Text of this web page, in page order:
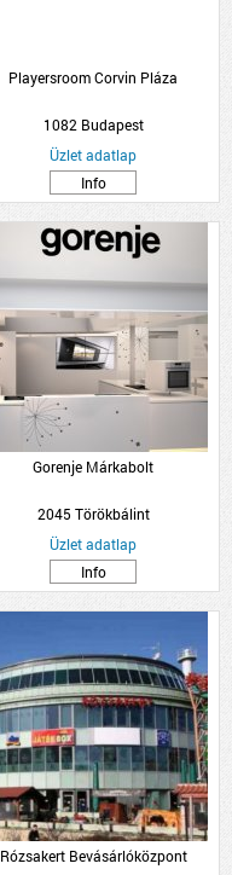
Playersroom Corvin Pláza
1082 Budapest
Üzlet adatlap
Info
Gorenje Márkabolt
2045 Törökbálint
Üzlet adatlap
Info
Rózsakert Bevásárlóközpont